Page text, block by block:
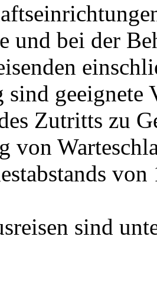
und bei der
sind
Zutritts zu
von
sind